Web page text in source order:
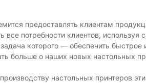
предоставлять клиентам
все потребности клиентов,
которого — обеспечить
больше о наших новых настольных
настольных принтеров